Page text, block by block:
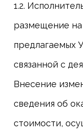
1.2.
размещение
предлагаемых
связанной с
Внесение
сведения об
стоимости,